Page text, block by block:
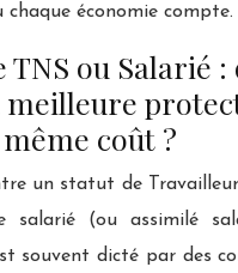
chaque économie compte.
TNS ou Salarié
coût ?
un statut de
salarié (ou assimilé
souvent dicté par des